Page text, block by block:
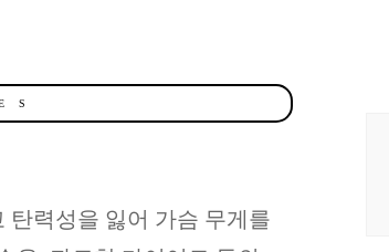
S
탄력성을 잃어 가슴 무게를